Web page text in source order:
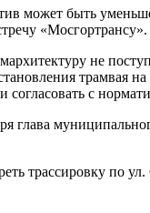
может быть
не
трамвая
согласовать с
глава
трассировку по